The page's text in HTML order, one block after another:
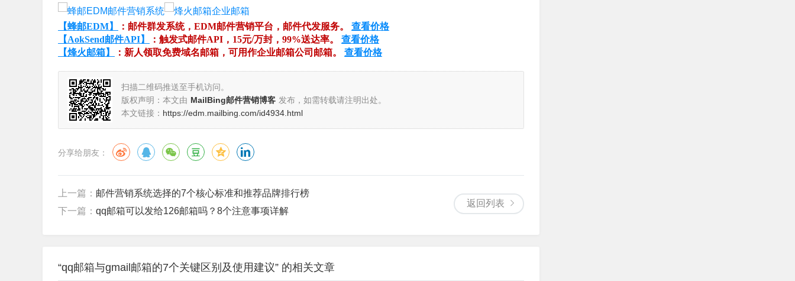
【蜂邮EDM】 ：邮件群发系统，EDM邮件营销平台，邮件代发服务。 查看价格
【AokSend邮件API】
：触发式邮件API，15元/万封，99%送达率。 查看价格
【烽火邮箱】
：新人领取免费域名邮箱，可用作企业邮箱公司邮箱。 查看价格
扫描二维码推送至手机访问。
版权声明：本文由 MailBing邮件营销博客 发布，如需转载请注明出处。
本文链接： https://edm.mailbing.com/id4934.html
分享给朋友：
返回列表
上一篇： 邮件营销系统选择的7个核心标准和推荐品牌排行榜
下一篇： qq邮箱可以发给126邮箱吗？8个注意事项详解
“qq邮箱与gmail邮箱的7个关键区别及使用建议” 的相关文章